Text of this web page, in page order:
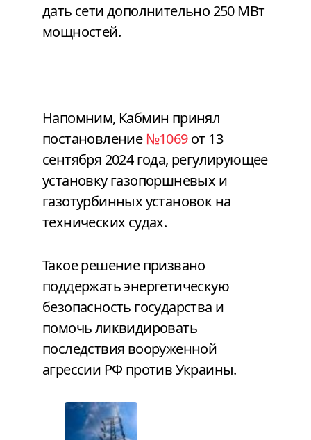
дать сети дополнительно 250 МВт
мощностей.
Напомним, Кабмин принял
постановление №1069от 13
сентября 2024 года, регулирующее
установку газопоршневых и
газотурбинных установок на
технических судах.
Такое решение призвано
поддержать энергетическую
безопасность государства и
помочь ликвидировать
последствия вооруженной
агрессии РФ против Украины.